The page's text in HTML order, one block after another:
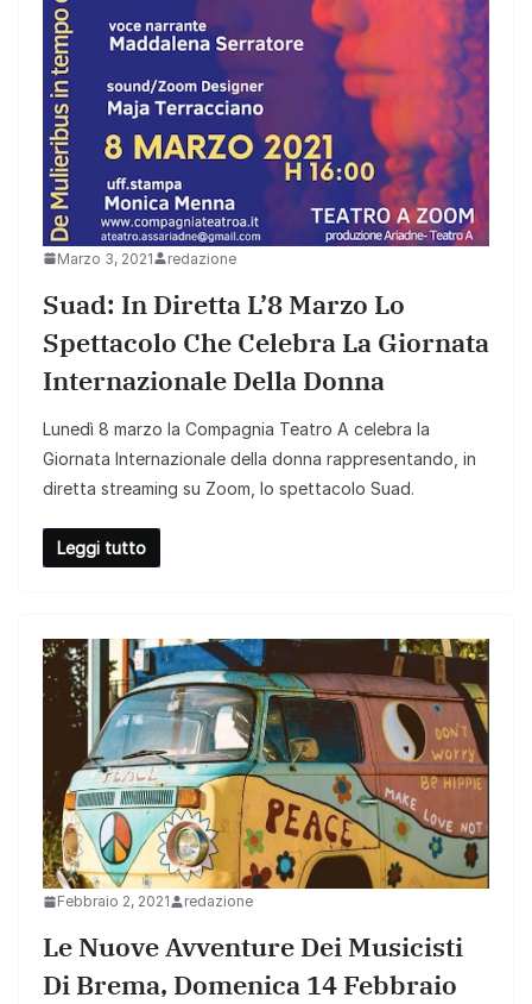
Marzo 3, 2021 redazione
Suad: In Diretta L’8 Marzo Lo
Spettacolo Che Celebra La Giornata
Internazionale Della Donna
Lunedì 8 marzo la Compagnia Teatro A celebra la
Giornata Internazionale della donna rappresentando, in
diretta streaming su Zoom, lo spettacolo Suad.
Leggi tutto
Febbraio 2, 2021 redazione
Le Nuove Avventure Dei Musicisti
Di Brema, Domenica 14 Febbraio